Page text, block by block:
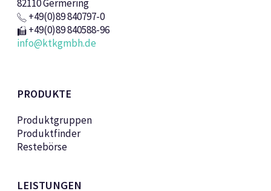
82110 Germering
+49(0)89 840797-0
+49(0)89 840588-96
info@ktkgmbh.de
PRODUKTE
Produktgruppen
Produktfinder
Restebörse
LEISTUNGEN